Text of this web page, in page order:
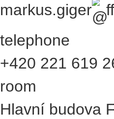
markus.giger
telephone
+420 221 619
room
Hlavní budova